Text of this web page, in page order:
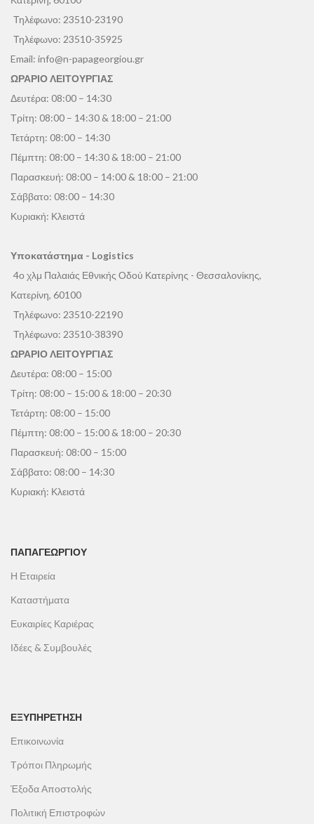
Τηλέφωνο: 23510-23190
Τηλέφωνο: 23510-35925
Email: info@n-papageorgiou.gr
ΩΡΑΡΙΟ ΛΕΙΤΟΥΡΓΙΑΣ
Δευτέρα: 08:00 – 14:30
Τρίτη: 08:00 – 14:30 & 18:00 – 21:00
Τετάρτη: 08:00 – 14:30
Πέμπτη: 08:00 – 14:30 & 18:00 – 21:00
Παρασκευή: 08:00 – 14:00 & 18:00 – 21:00
Σάββατο: 08:00 – 14:30
Κυριακή: Κλειστά
Υποκατάστημα - Logistics
4ο χλμ Παλαιάς Εθνικής Οδού Κατερίνης - Θεσσαλονίκης,
Κατερίνη, 60100
Τηλέφωνο: 23510-22190
Τηλέφωνο: 23510-38390
ΩΡΑΡΙΟ ΛΕΙΤΟΥΡΓΙΑΣ
Δευτέρα: 08:00 – 15:00
Τρίτη: 08:00 – 15:00 & 18:00 – 20:30
Τετάρτη: 08:00 – 15:00
Πέμπτη: 08:00 – 15:00 & 18:00 – 20:30
Παρασκευή: 08:00 – 15:00
Σάββατο: 08:00 – 14:30
Κυριακή: Κλειστά
ΠΑΠΑΓΕΩΡΓΊΟΥ
Η Εταιρεία
Καταστήματα
Ευκαιρίες Καριέρας
Ιδέες & Συμβουλές
ΕΞΥΠΗΡΕΤΗΣΗ
Επικοινωνία
Τρόποι Πληρωμής
Έξοδα Αποστολής
Πολιτική Επιστροφών